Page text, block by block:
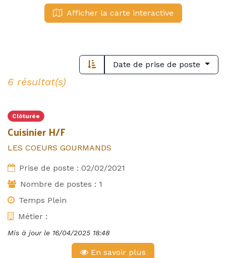
Afficher la carte interactive
Date de prise de poste
6 résultat(s)
Clôturée
Cuisinier H/F
LES COEURS GOURMANDS
Prise de poste : 02/02/2021
Nombre de postes : 1
Temps Plein
Métier :
Mis à jour le 16/04/2025 18:48
En savoir plus